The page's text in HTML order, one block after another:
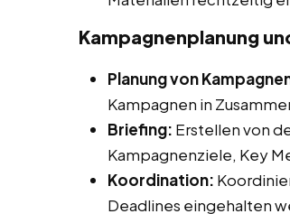
Kampagnenplanung
Planung von
Kampagnen in
Briefing: Erstellen von
Kampagnenziele, Key
Koordination:
Deadlines eingehalten